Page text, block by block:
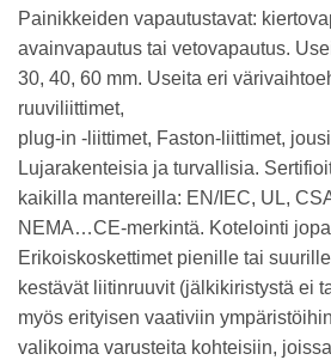
Painikkeiden vapautustavat:
avainvapautus tai vetovapautus.
30, 40, 60 mm. Useita eri
ruuviliittimet,
plug-in -liittimet, Faston-liittimet,
Lujarakenteisia ja turvallisia.
kaikilla mantereilla: EN/IEC, UL,
NEMA…CE-merkintä. Kotelointi
Erikoiskoskettimet pienille tai
kestävät liitinruuvit (jälkikiristystä ei
myös erityisen vaativiin
valikoima varusteita kohteisiin,